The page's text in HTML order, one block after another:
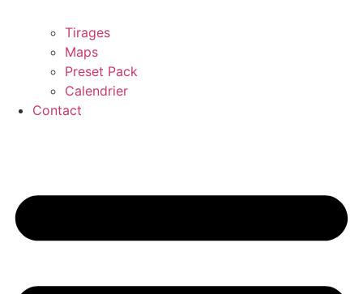
Tirages
Maps
Preset Pack
Calendrier
Contact